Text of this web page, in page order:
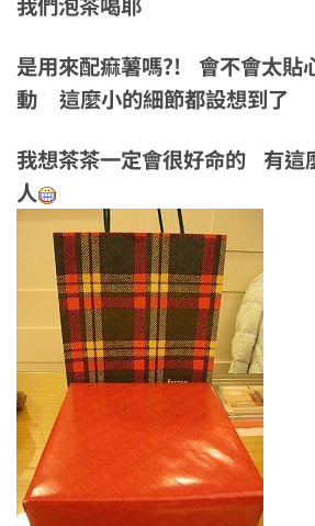
是用來配痲薯嗎?! 會不會太
動 這麼小的細節都設想到了
我想茶茶一定會很好命的 有這
人